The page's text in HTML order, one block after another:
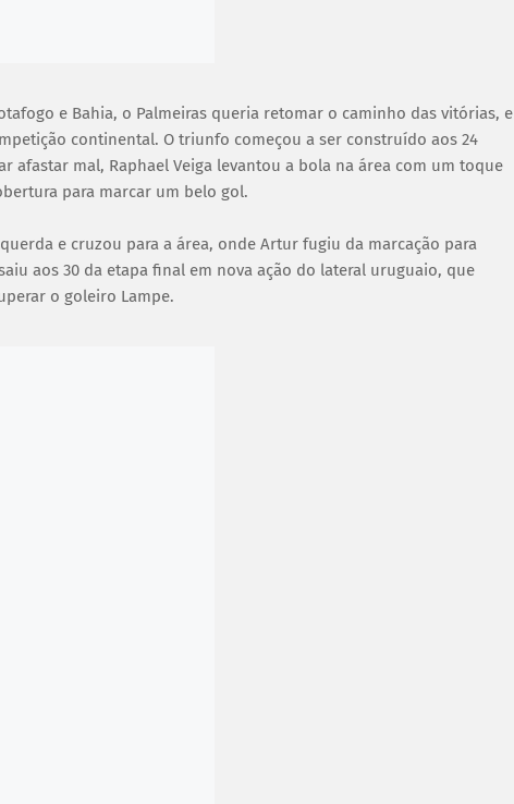
e Bahia, o Palmeiras queria retomar o caminho das vitórias, e
continental. O triunfo começou a ser construído aos 24
afastar mal, Raphael Veiga levantou a bola na área com um toque
para marcar um belo gol.
e cruzou para a área, onde Artur fugiu da marcação para
aos 30 da etapa final em nova ação do lateral uruguaio, que
o goleiro Lampe.